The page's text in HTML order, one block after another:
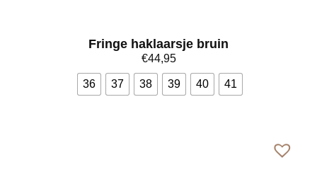
Fringe haklaarsje bruin
€44,95
36 37 38 39 40 41